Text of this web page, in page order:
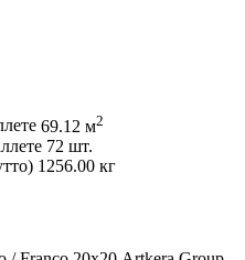
69.12 м2
72 шт.
1256.00 кг